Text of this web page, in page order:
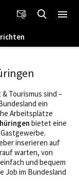
Tourismus sind –
ein
Arbeitsplätze
bietet eine
inserieren auf
warten, von
und bequem
Job im Bundesland